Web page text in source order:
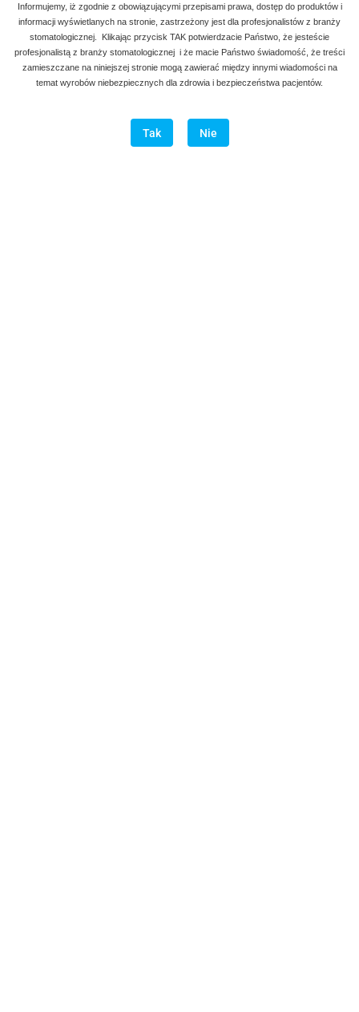
Informujemy, iż zgodnie z obowiązującymi przepisami prawa, dostęp do produktów i
informacji wyświetlanych na stronie, zastrzeżony jest dla profesjonalistów z branży
stomatologicznej. Klikając przycisk TAK potwierdzacie Państwo, że jesteście
profesjonalistą z branży stomatologicznej i że macie Państwo świadomość, że treści
zamieszczane na niniejszej stronie mogą zawierać między innymi wiadomości na
temat wyrobów niebezpiecznych dla zdrowia i bezpieczeństwa pacjentów.
Tak Nie